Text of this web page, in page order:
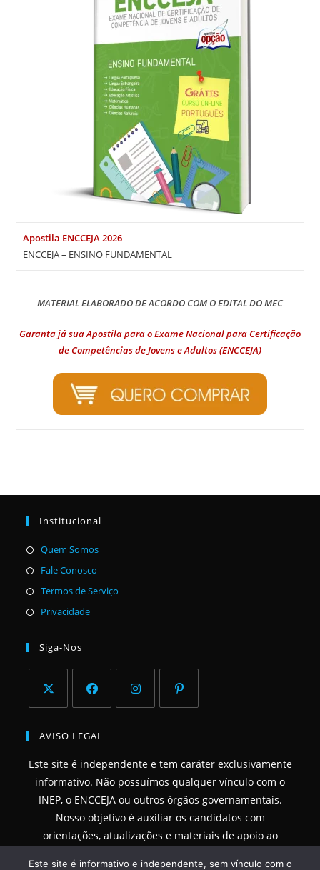
Apostila ENCCEJA 2026
ENCCEJA – ENSINO FUNDAMENTAL
MATERIAL ELABORADO DE ACORDO COM O EDITAL DO MEC
Garanta já sua Apostila para o Exame Nacional para Certificação
de Competências de Jovens e Adultos (ENCCEJA)
Institucional
Quem SomosAbre
uma
Fale Conosco
em
Termos de Serviço
PrivacidadeAbre
aba
Siga-Nos
em
nova
aba
em
nova
aba
nova
aba
nova
aba
AVISO LEGAL
Este site é independente e tem caráter exclusivamente
informativo. Não possuímos qualquer vínculo com o
INEP, o ENCCEJA ou outros órgãos governamentais.
Nosso objetivo é auxiliar os candidatos com
orientações, atualizações e materiais de apoio ao
Este site é informativo e independente, sem vínculo com o